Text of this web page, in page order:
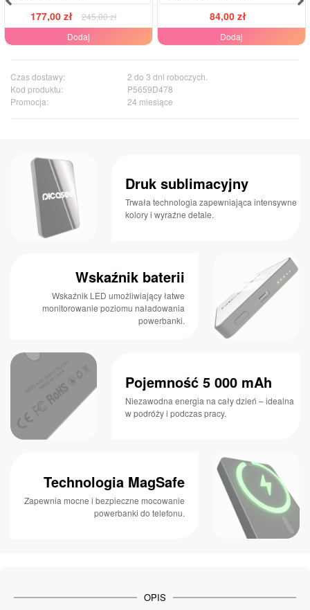
177,00 zł
245,00 zł
Dodaj
84,00 zł
Dodaj
Czas dostawy:
2 do 3 dni roboczych.
Kod produktu:
P5659D478
Promocja:
24 miesiące
Druk sublimacyjny
Trwała technologia zapewniająca intensywne
kolory i wyraźne detale.
Wskaźnik baterii
Wskaźnik LED umożliwiający łatwe
monitorowanie poziomu naładowania
powerbanki.
Pojemność 5 000 mAh
Niezawodna energia na cały dzień – idealna
w podróży i podczas pracy.
Technologia MagSafe
Zapewnia mocne i bezpieczne mocowanie
powerbanki do telefonu.
OPIS